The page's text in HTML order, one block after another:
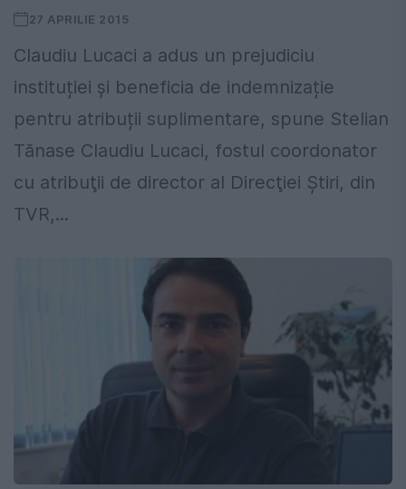
27 APRILIE 2015
Claudiu Lucaci a adus un prejudiciu
instituției și beneficia de indemnizație
pentru atribuții suplimentare, spune Stelian
Tănase Claudiu Lucaci, fostul coordonator
cu atribuţii de director al Direcţiei Ştiri, din
TVR,...